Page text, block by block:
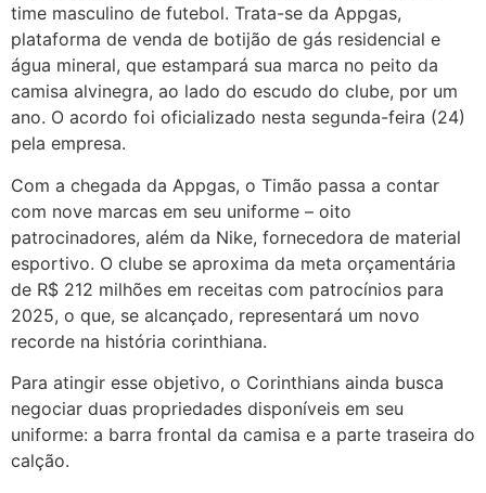
time masculino de futebol. Trata-se da Appgas,
plataforma de venda de botijão de gás residencial e
água mineral, que estampará sua marca no peito da
camisa alvinegra, ao lado do escudo do clube, por um
ano. O acordo foi oficializado nesta segunda-feira (24)
pela empresa.
Com a chegada da Appgas, o Timão passa a contar
com nove marcas em seu uniforme – oito
patrocinadores, além da Nike, fornecedora de material
esportivo. O clube se aproxima da meta orçamentária
de R$ 212 milhões em receitas com patrocínios para
2025, o que, se alcançado, representará um novo
recorde na história corinthiana.
Para atingir esse objetivo, o Corinthians ainda busca
negociar duas propriedades disponíveis em seu
uniforme: a barra frontal da camisa e a parte traseira do
calção.